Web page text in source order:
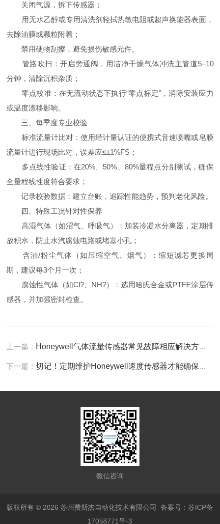
关闭气源，拆下传感器；
用无水乙醇或专用清洗剂轻拭热敏电阻或超声换能器表面，
去除油膜或颗粒附着；
禁用硬物刮擦，避免损伤敏感元件。
管路吹扫：开启旁通阀，用洁净干燥气体冲洗主管道5–10
分钟，清除沉积杂质；
零点校准：在无流动状态下执行“零点标定”，消除安装应力
或温度漂移影响。
三、每季度专业校验
标准流量计比对：使用经计量认证的便携式音速喷嘴或皂膜
流量计进行现场比对，误差应≤±1%FS；
多点线性验证：在20%、50%、80%量程点分别测试，确保
全量程线性度符合要求；
记录校验数据：建立台账，追踪性能趋势，预判老化风险。
四、特殊工况针对性保养
高湿气体（如沼气、呼吸气）：加装冷凝水分离器，定期排
放积水，防止水汽腐蚀电路或堵塞小孔；
含油/粉尘气体（如压缩空气、烟气）：缩短滤芯更换周
期，建议每3个月一次；
腐蚀性气体（如Cl?、NH?）：选用哈氏合金或PTFE涂层传
感器，并加强密封检查。
上一篇： Honeywell气体流量传感器常见故障相应解决方法分享
下一篇：切记！定期维护Honeywell速度传感器才能确保控制系统的精准
微信咨询
版权所有 © 2026 苏州费斯杰自动化技术有限公司备案号：苏ICP备
17058771号-3